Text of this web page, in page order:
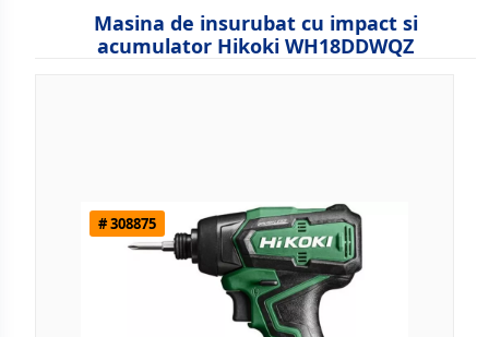
Masina de insurubat cu impact si
acumulator Hikoki WH18DDWQZ
# 308875